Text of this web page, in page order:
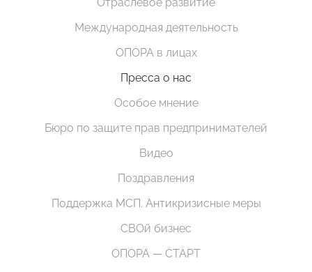
Международная деятельность
ОПОРА в лицах
Пресса о нас
Особое мнение
Бюро по защите прав предпринимателей
Видео
Поздравления
Поддержка МСП. Антикризисные меры
СВОй бизнес
ОПОРА — СТАРТ